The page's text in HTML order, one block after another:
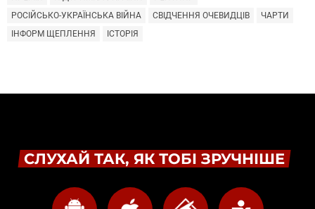
РОСІЙСЬКО-УКРАЇНСЬКА ВІЙНА
СВІДЧЕННЯ ОЧЕВИДЦІВ
ЧАРТИ
ІНФОРМ ЩЕПЛЕННЯ
ІСТОРІЯ
СЛУХАЙ ТАК, ЯК ТОБІ ЗРУЧНІШЕ